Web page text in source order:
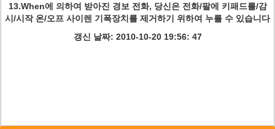
13.When에 의하여 받아진 경보 전화, 당신은 전화/팔에 키패드를/감
시/시작 온/오프 사이렌 기폭장치를 제거하기 위하여 누를 수 있습니다
갱신 날짜: 2010-10-20 19:56: 47